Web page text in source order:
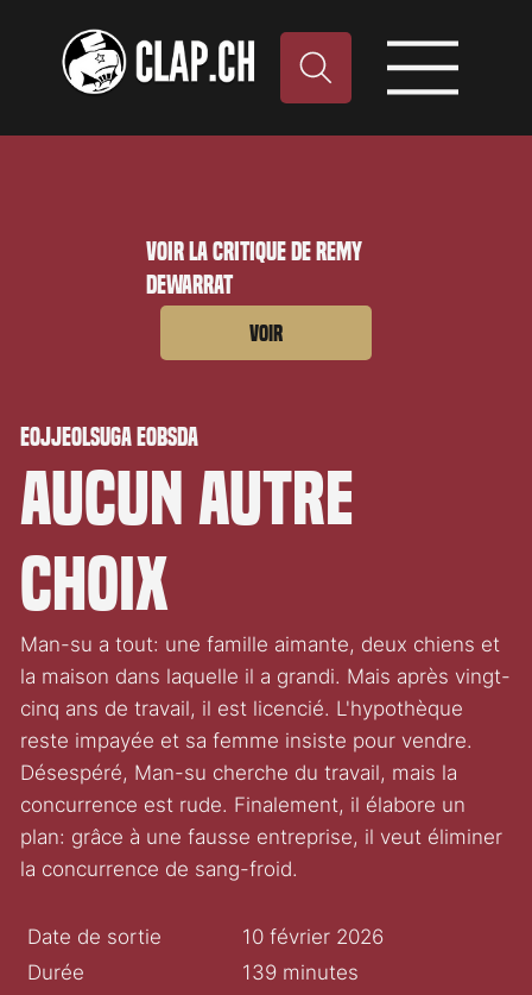
Voir la critique de Remy
Dewarrat
Voir
Eojjeolsuga eobsda
Aucun autre
choix
Man-su a tout: une famille aimante, deux chiens et
la maison dans laquelle il a grandi. Mais après vingt-
cinq ans de travail, il est licencié. L'hypothèque
reste impayée et sa femme insiste pour vendre.
Désespéré, Man-su cherche du travail, mais la
concurrence est rude. Finalement, il élabore un
plan: grâce à une fausse entreprise, il veut éliminer
la concurrence de sang-froid.
Date de sortie
10 février 2026
Durée
139 minutes